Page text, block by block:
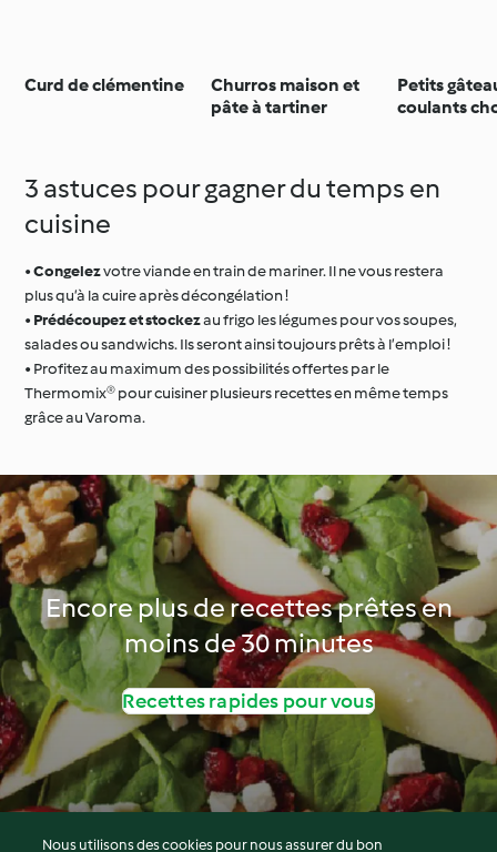
Curd de clémentine
Churros maison et
pâte à tartiner
Petits
coulants
3 astuces pour gagner du temps en
cuisine
•Congelezvotre viande en train de mariner. Il ne vous restera
plus qu’à la cuire après décongélation !
• Prédécoupez et stockezau frigo les légumes pour vos soupes,
salades ou sandwichs. Ils seront ainsi toujours prêts à l’emploi !
• Profitez au maximum des possibilités offertes par le
Thermomix® pour cuisiner plusieurs recettes en même temps
grâce au Varoma.
Encore plus de recettes prêtes en
moins de 30 minutes
Recettes rapides pour vous
Nous utilisons des cookies pour nous assurer du bon